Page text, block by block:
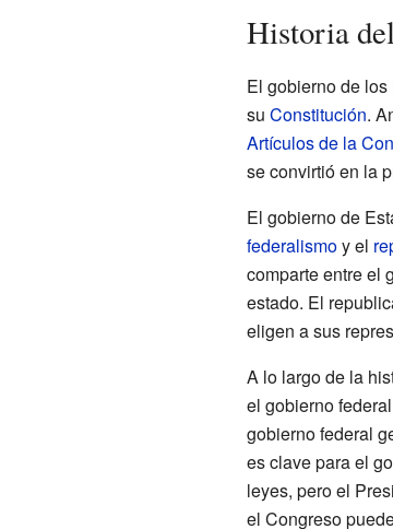
Historia
El gobierno de los
su Constitución.
Artículos de la
se convirtió en la
El gobierno de
federalismoy el
comparte entre el
estado. El
eligen a sus
A lo largo de la
el gobierno
gobierno federal
es clave para el
leyes, pero el
el Congreso